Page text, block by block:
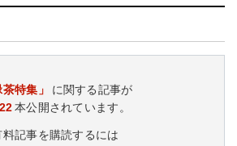
茶特集」
に関する記事が
本公開されています。
料記事を購読するには